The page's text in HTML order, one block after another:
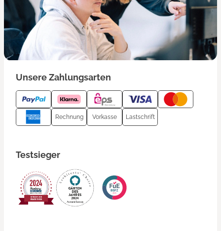
Unsere Zahlungsarten
Rechnung Vorkasse Lastschrift
Testsieger